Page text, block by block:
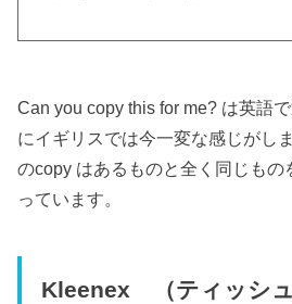
Can you copy this for me? は英語
にイギリスでは今一変な感じが
のcopy はあるものと全く同じもの
っています。
Kleenex （ティッシュ